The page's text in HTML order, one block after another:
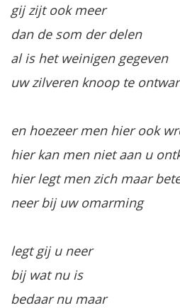
gij zijt ook meer
dan de som der delen
al is het weinigen gegeven
uw zilveren knoop te
en hoezeer men hier ook
hier kan men niet aan u
hier legt men zich maar
neer bij uw omarming
legt gij u neer
bij wat nu is
bedaar nu maar